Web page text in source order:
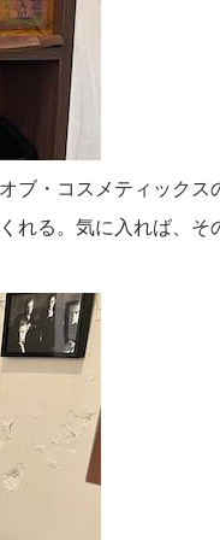
ブ・コスメティックス
れる。気に入れば、そ